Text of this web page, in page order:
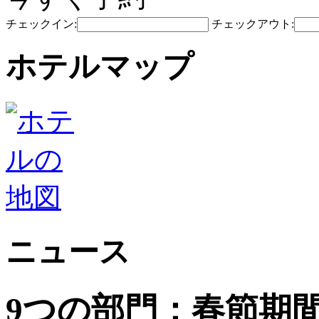
チェックイン: チェックアウト:
ホテルマップ
ニュース
9つの部門：春節期